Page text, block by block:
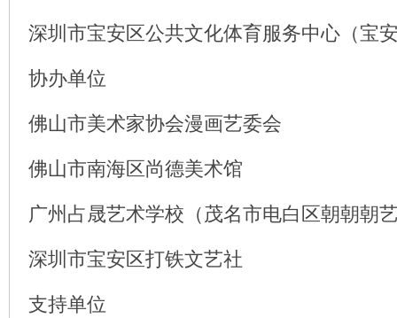
深圳市宝安区公共文化体育服务中心（宝
协办单位
佛山市美术家协会漫画艺委会
佛山市南海区尚德美术馆
广州占晟艺术学校（茂名市电白区朝朝朝
深圳市宝安区打铁文艺社
支持单位